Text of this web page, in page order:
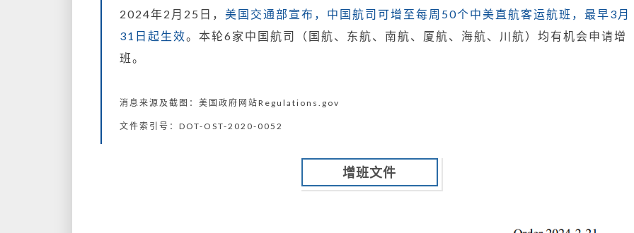
提
交，
【前
几
2024年2月25日， 美国交通部宣布，中国航司可增至每周50个中美直航客运航班，最早3月
31日起生效。本轮6家中国航司（国航、东航、南航、厦航、海航、川航）均有机会申请增
班。
消息来源及截图：美国政府网站Regulations.gov
文件索引号：DOT-OST-2020-0052
增班文件